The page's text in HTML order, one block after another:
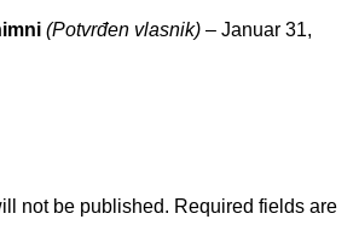
(Potvrđen vlasnik) – Januar 31,
not be published. Required fields are